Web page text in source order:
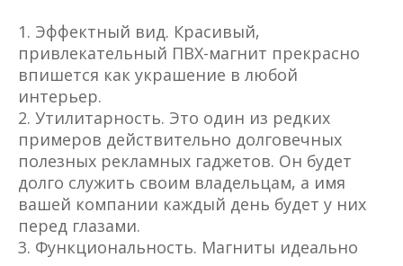
Эффектный вид. Красивый,
привлекательный ПВХ-магнит прекрасно
впишется как украшение в любой
интерьер.
Утилитарность. Это один из редких
примеров действительно долговечных
полезных рекламных гаджетов. Он будет
долго служить своим владельцам, а имя
вашей компании каждый день будет у них
перед глазами.
Функциональность. Магниты идеально